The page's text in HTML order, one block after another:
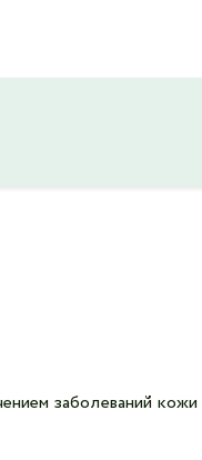
заболеваний кожи